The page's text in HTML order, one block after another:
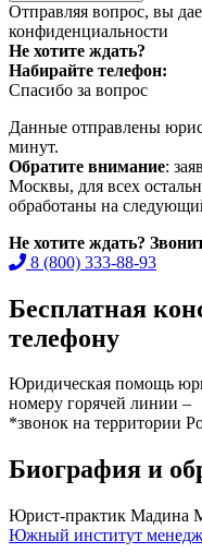
Отправляя вопрос, вы
конфиденциальности
Не хотите ждать?
Набирайте телефон:
Спасибо за вопрос
Данные отправлены
минут.
Обратите внимание:
Москвы, для всех
обработаны на
Не хотите ждать?
8 (800) 333-88-93
Бесплатная
телефону
Юридическая помощь
номеру горячей линии –
*звонок на территории
Биография и
Юрист-практик Мадина
Южный институт